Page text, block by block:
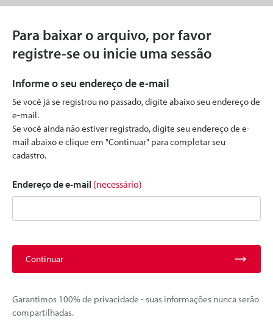
Para baixar o arquivo, por favor
registre-se ou inicie uma sessão
Informe o seu endereço de e-mail
Se você já se registrou no passado, digite abaixo seu endereço de
e-mail.
Se você ainda não estiver registrado, digite seu endereço de e-
mail abaixo e clique em "Continuar" para completar seu
cadastro.
Endereço de e-mail (necessário)
Continuar
Garantimos 100% de privacidade - suas informações nunca serão
compartilhadas.